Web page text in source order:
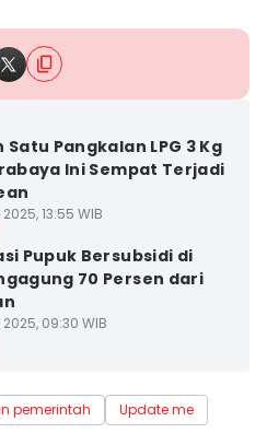
Satu Pangkalan LPG 3 Kg
Ini Sempat Terjadi
13:55 WIB
Pupuk Bersubsidi di
70 Persen dari
2025, 09:30 WIB
pemerintah Update me